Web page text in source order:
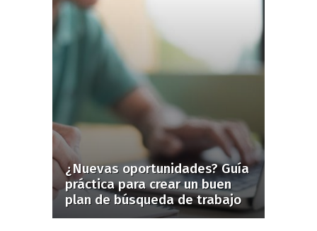
¿Nuevas oportunidades? Guía
práctica para crear un buen
plan de búsqueda de trabajo